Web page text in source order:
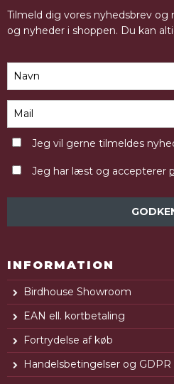
Tilmeld dig vores nyhedsbrev
og nyheder i shoppen. Du kan
Jeg vil gerne tilmeldes
Jeg har læst og accepterer
INFORMATION
Birdhouse Showroom
EAN ell. kortbetaling
Fortrydelse af køb
Handelsbetingelser og GDPR